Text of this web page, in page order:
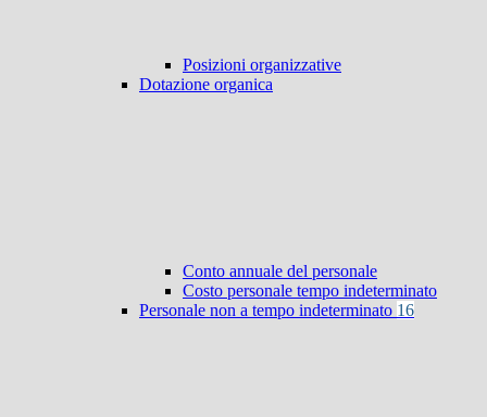
Posizioni organizzative
Dotazione organica
Conto annuale del personale
Costo personale tempo indeterminato
Personale non a tempo indeterminato 16